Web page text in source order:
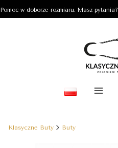
Pomoc w doborze rozmiaru. Masz
Klasyczne Buty Buty